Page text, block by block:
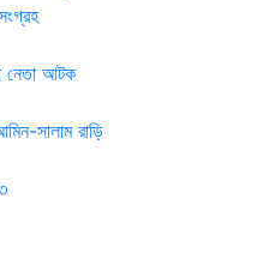
নেতা আটক
সালাম রাড়ি